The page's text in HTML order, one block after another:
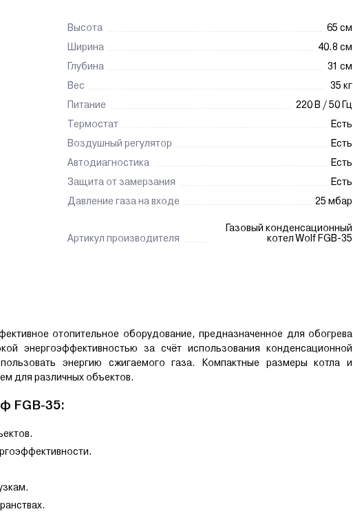
Высота
65 см
Ширина
40.8 см
Глубина
31 см
Вес
35 кг
Питание
220 В / 50 Гц
Термостат
Есть
Воздушный регулятор
Есть
Автодиагностика
Есть
Защита от замерзания
Есть
Давление газа на входе
25 мбар
Артикул производителя
Газовый конденсационный
котел Wolf FGB-35
отопительное оборудование, предназначенное для обогрева
энергоэффективностью за счёт использования конденсационной
энергию сжигаемого газа. Компактные размеры котла и
для различных объектов.
FGB-35: